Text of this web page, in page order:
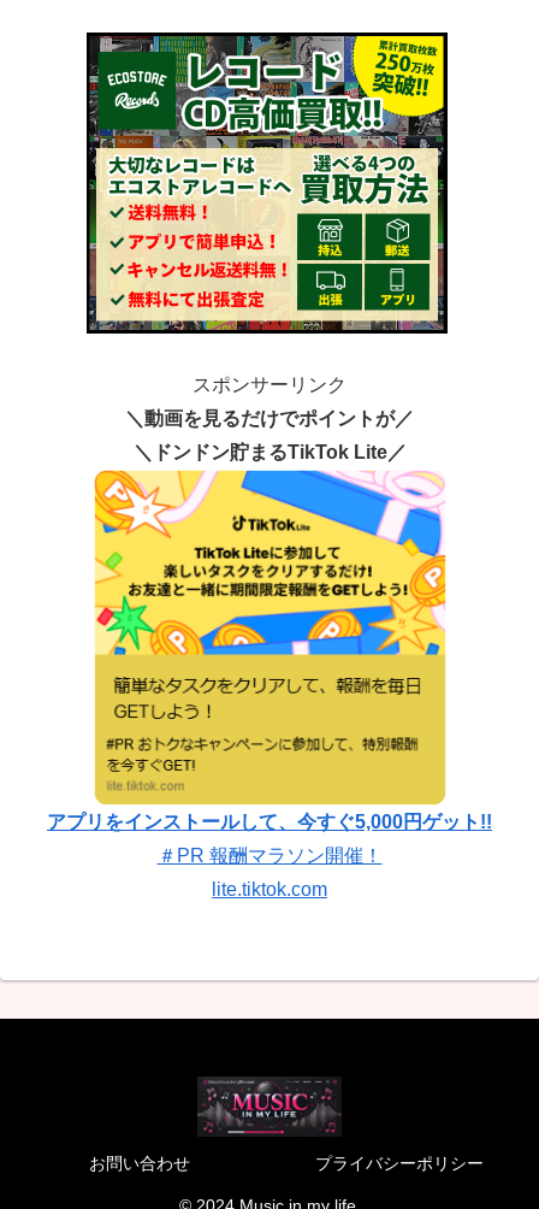
スポンサーリンク
＼動画を見るだけでポイントが／
＼ドンドン貯まるTikTok Lite／
アプリをインストールして、今すぐ5,000円ゲット!!
＃PR 報酬マラソン開催！
lite.tiktok.com
お問い合わせ プライバシーポリシー
© 2024 Music in my life.